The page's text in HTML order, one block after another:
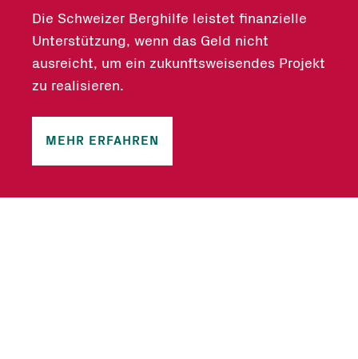
Die Schweizer Berghilfe leistet finanzielle
Unterstützung, wenn das Geld nicht
ausreicht, um ein zukunftsweisendes Projekt
zu realisieren.
MEHR ERFAHREN